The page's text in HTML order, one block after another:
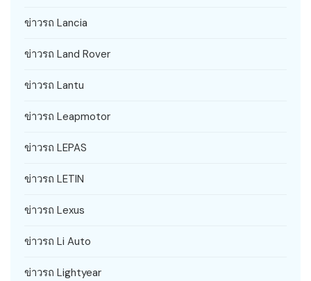
ข่าวรถ Lancia
ข่าวรถ Land Rover
ข่าวรถ Lantu
ข่าวรถ Leapmotor
ข่าวรถ LEPAS
ข่าวรถ LETIN
ข่าวรถ Lexus
ข่าวรถ Li Auto
ข่าวรถ Lightyear